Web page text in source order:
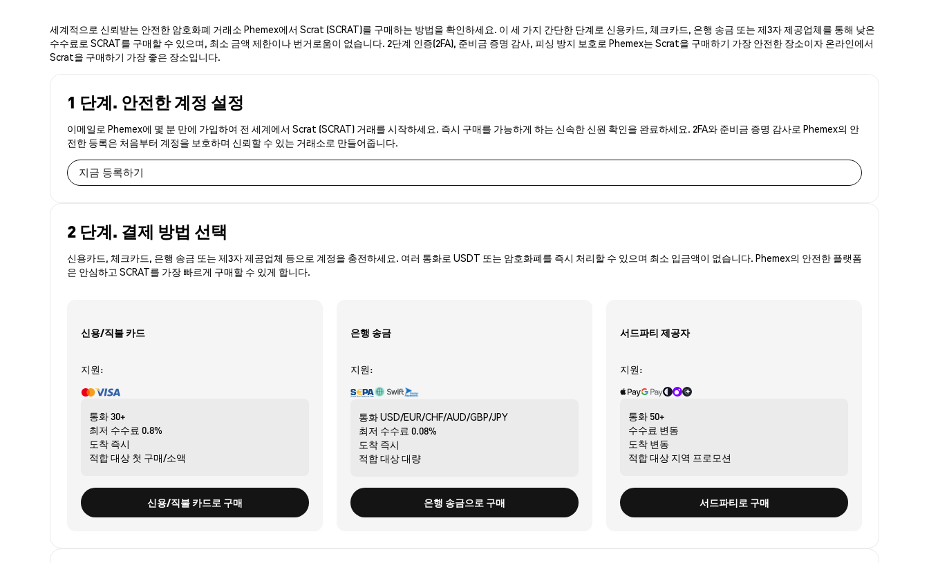
세계적으로 신뢰받는 안전한 암호화폐 거래소 Phemex에서 Scrat (SCRAT)를 구매하는 방법을 확인하세요. 이 세 가지 간단한 단계로 신용카드, 체크카드, 은행 송금 또는 제3자 제공업체를 통해 낮은
수수료로 SCRAT를 구매할 수 있으며, 최소 금액 제한이나 번거로움이 없습니다. 2단계 인증(2FA), 준비금 증명 감사, 피싱 방지 보호로 Phemex는 Scrat을 구매하기 가장 안전한 장소이자 온라인에서
Scrat을 구매하기 가장 좋은 장소입니다.
1 단계. 안전한 계정 설정
이메일로 Phemex에 몇 분 만에 가입하여 전 세계에서 Scrat (SCRAT) 거래를 시작하세요. 즉시 구매를 가능하게 하는 신속한 신원 확인을 완료하세요. 2FA와 준비금 증명 감사로 Phemex의 안
전한 등록은 처음부터 계정을 보호하며 신뢰할 수 있는 거래소로 만들어줍니다.
지금 등록하기
2 단계. 결제 방법 선택
신용카드, 체크카드, 은행 송금 또는 제3자 제공업체 등으로 계정을 충전하세요. 여러 통화로 USDT 또는 암호화폐를 즉시 처리할 수 있으며 최소 입금액이 없습니다. Phemex의 안전한 플랫폼
은 안심하고 SCRAT를 가장 빠르게 구매할 수 있게 합니다.
신용/직불 카드
지원:
통화30+
최저 수수료 0.8%
도착 즉시
적합 대상 첫 구매/소액
신용/직불 카드로 구매
은행 송금
지원:
통화USD/EUR/CHF/AUD/GBP/JPY
최저 수수료 0.08%
도착 즉시
적합 대상대량
은행 송금으로 구매
서드파티 제공자
지원:
통화 50+
수수료 변동
도착 변동
적합 대상 지역 프로모션
서드파티로 구매